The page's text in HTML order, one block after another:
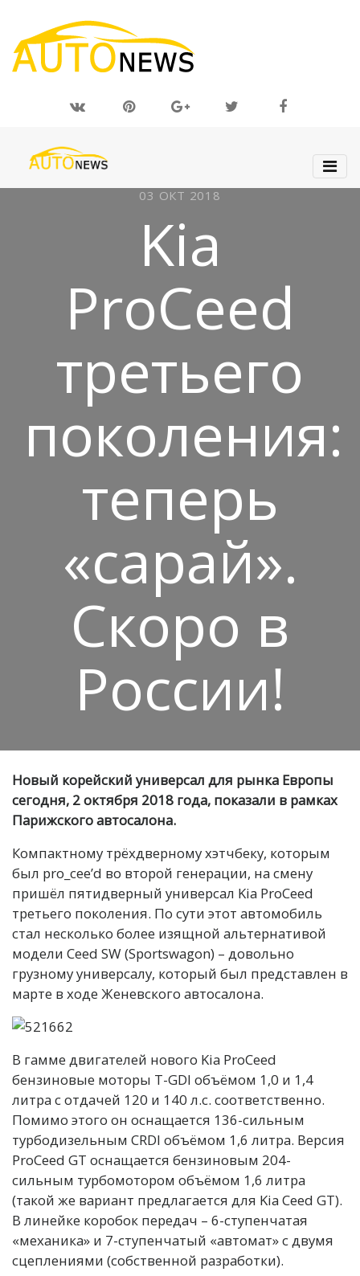
03 ОКТ 2018
Kia
ProCeed
третьего
поколения:
теперь
«сарай».
Скоро в
России!
Новый корейский универсал для рынка Европы
сегодня, 2 октября 2018 года, показали в рамках
Парижского автосалона.
Компактному трёхдверному хэтчбеку, которым
был pro_cee’d во второй генерации, на смену
пришёл пятидверный универсал Kia ProCeed
третьего поколения. По сути этот автомобиль
стал несколько более изящной альтернативой
модели Ceed SW (Sportswagon) – довольно
грузному универсалу, который был представлен в
марте в ходе Женевского автосалона.
В гамме двигателей нового Kia ProCeed
бензиновые моторы T-GDI объёмом 1,0 и 1,4
литра с отдачей 120 и 140 л.с. соответственно.
Помимо этого он оснащается 136-сильным
турбодизельным CRDI объёмом 1,6 литра. Версия
ProCeed GT оснащается бензиновым 204-
сильным турбомотором объёмом 1,6 литра
(такой же вариант предлагается для Kia Ceed GT).
В линейке коробок передач – 6-ступенчатая
«механика» и 7-ступенчатый «автомат» с двумя
сцеплениями (собственной разработки).